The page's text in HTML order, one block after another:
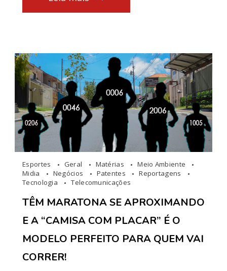
Esportes Geral Matérias
Meio Ambiente
Midia
Negócios Patentes
Reportagens
Tecnologia
Telecomunicações
TÊM MARATONA SE APROXIMANDO
E A “CAMISA COM PLACAR” É O
MODELO PERFEITO PARA QUEM VAI
CORRER!